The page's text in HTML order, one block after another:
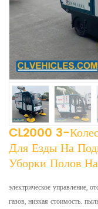
CL2000 3-
Для Езды На
Уборки Полов
электрическое управление,
газов, низкая стоимость.